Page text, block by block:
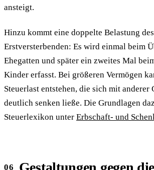
ansteigt.
Hinzu kommt eine doppelte Belastung
Erstversterbenden: Es wird einmal beim
Ehegatten und später ein zweites Mal
Kinder erfasst. Bei größeren Vermögen
Steuerlast entstehen, die sich mit anderer
deutlich senken ließe. Die Grundlagen
Steuerlexikon unter Erbschaft- und